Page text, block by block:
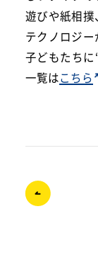
遊びや紙相
テクノロジー
子どもたちに
一覧はこちら